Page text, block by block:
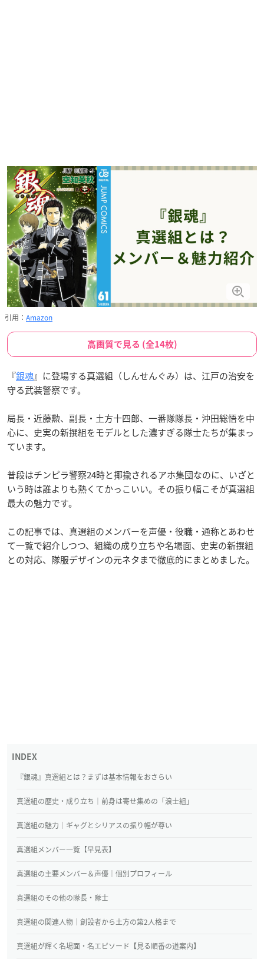
引用： Amazon
高画質で見る (全14枚)
『銀魂』に登場する真選組（しんせんぐみ）は、江戸の治安を
守る武装警察です。
局長・近藤勲、副長・土方十四郎、一番隊隊長・沖田総悟を中
心に、史実の新撰組をモデルとした濃すぎる隊士たちが集まっ
ています。
普段はチンピラ警察24時と揶揄されるアホ集団なのに、いざと
いう時は誰よりも熱くてかっこいい。その振り幅こそが真選組
最大の魅力です。
この記事では、真選組のメンバーを声優・役職・通称とあわせ
て一覧で紹介しつつ、組織の成り立ちや名場面、史実の新撰組
との対応、隊服デザインの元ネタまで徹底的にまとめました。
『銀魂』真選組とは？まずは基本情報をおさらい
真選組の歴史・成り立ち｜前身は寄せ集めの「浪士組」
真選組の魅力｜ギャグとシリアスの振り幅が尊い
真選組メンバー一覧【早見表】
真選組の主要メンバー＆声優｜個別プロフィール
真選組のその他の隊長・隊士
真選組の関連人物｜創設者から土方の第2人格まで
真選組が輝く名場面・名エピソード【見る順番の道案内】